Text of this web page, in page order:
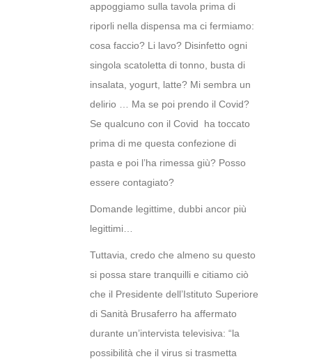
appoggiamo sulla tavola prima di
riporli nella dispensa ma ci fermiamo:
cosa faccio? Li lavo? Disinfetto ogni
singola scatoletta di tonno, busta di
insalata, yogurt, latte? Mi sembra un
delirio … Ma se poi prendo il Covid?
Se qualcuno con il Covid ha toccato
prima di me questa confezione di
pasta e poi l’ha rimessa giù? Posso
essere contagiato?
Domande legittime, dubbi ancor più
legittimi…
Tuttavia, credo che almeno su questo
si possa stare tranquilli e citiamo ciò
che il Presidente dell’Istituto Superiore
di Sanità Brusaferro ha affermato
durante un’intervista televisiva: “la
possibilità che il virus si trasmetta